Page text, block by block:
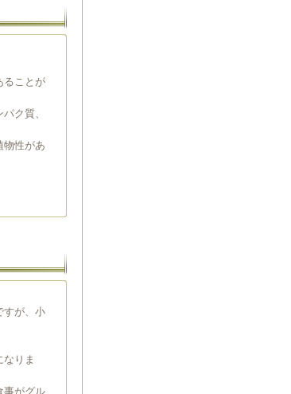
ることが
ク質、
物性があ
すが、小
りま
事がグル